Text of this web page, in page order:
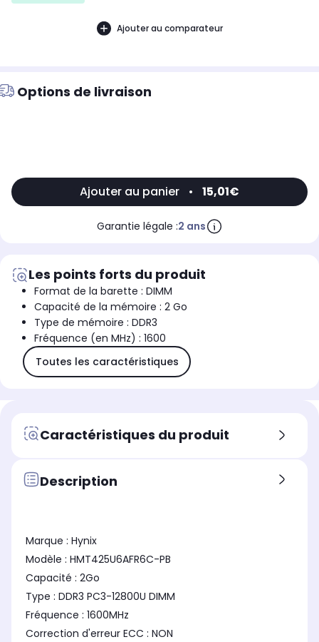
Ajouter au comparateur
Options de livraison
Ajouter au panier • 15,01€
Garantie légale :2 ans
Les points forts du produit
Format de la barette : DIMM
Capacité de la mémoire : 2 Go
Type de mémoire : DDR3
Fréquence (en MHz) : 1600
Toutes les caractéristiques
Caractéristiques du produit
Description
Marque : Hynix
Modèle : HMT425U6AFR6C-PB
Capacité : 2Go
Type : DDR3 PC3-12800U DIMM
Fréquence : 1600MHz
Correction d'erreur ECC : NON